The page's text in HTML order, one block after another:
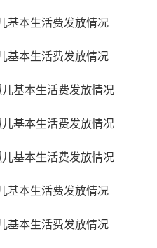
基本生活费发放情况
基本生活费发放情况
儿基本生活费发放情况
儿基本生活费发放情况
儿基本生活费发放情况
基本生活费发放情况
基本生活费发放情况